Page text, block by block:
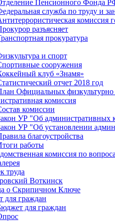
Пенсионного Фонда
служба по труду и
комиссия
разъясняет
прокуратура
и спорт
сооружения
клуб «Знамя»
отчет 2018 год
Официальных
комиссия
комиссии
УР "Об административных
УР "Об установлении
благоустройства
работы
комиссия по
труда
Воткинск
о Скрипичном Ключе
для граждан
для граждан